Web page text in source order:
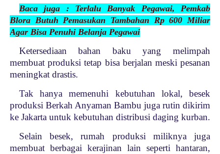
Baca juga : Terlalu Banyak Pegawai, Pemkab
Blora Butuh Pemasukan Tambahan Rp 600 Miliar
Agar Bisa Penuhi Belanja Pegawai
Ketersediaan bahan baku yang melimpah
membuat produksi tetap bisa berjalan meski pesanan
meningkat drastis.
Tak hanya memenuhi kebutuhan lokal, besek
produksi Berkah Anyaman Bambu juga rutin dikirim
ke Jakarta untuk kebutuhan distribusi daging kurban.
Selain besek, rumah produksi miliknya juga
membuat berbagai kerajinan lain seperti hantaran,